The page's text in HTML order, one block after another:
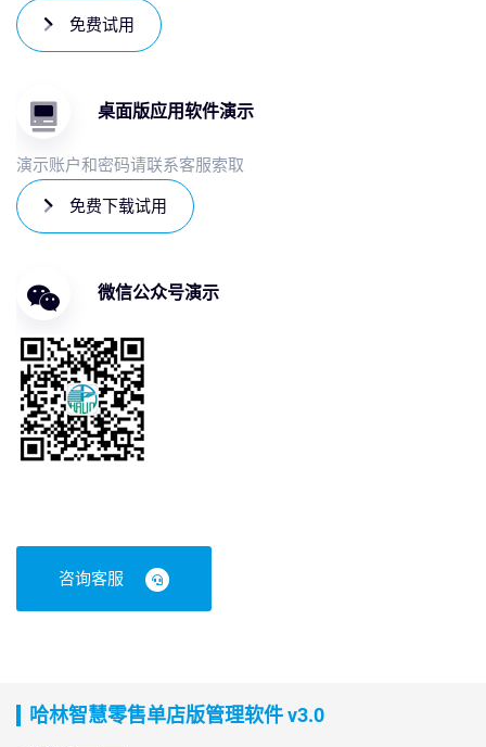
免费试用
桌面版应用软件演示
演示账户和密码请联系客服索取
免费下载试用
微信公众号演示
咨询客服
哈林智慧零售单店版管理软件 v3.0